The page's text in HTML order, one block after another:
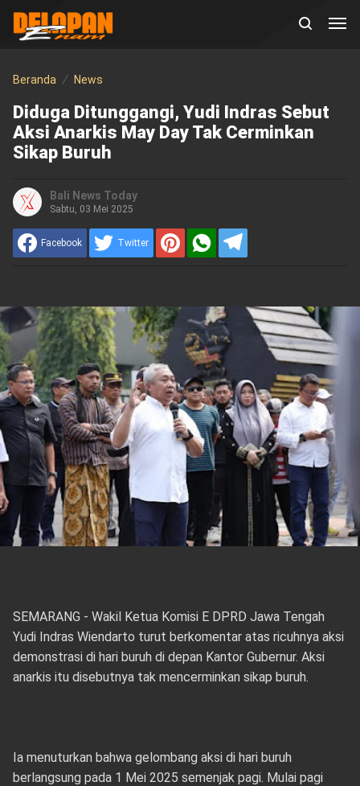
Beranda News
Diduga Ditunggangi, Yudi Indras Sebut
Aksi Anarkis May Day Tak Cerminkan
Sikap Buruh
Bali News Today
Sabtu, 03 Mei 2025
Facebook Twitter
SEMARANG - Wakil Ketua Komisi E DPRD Jawa Tengah
Yudi Indras Wiendarto turut berkomentar atas ricuhnya aksi
demonstrasi di hari buruh di depan Kantor Gubernur. Aksi
anarkis itu disebutnya tak mencerminkan sikap buruh.
Ia menuturkan bahwa gelombang aksi di hari buruh
berlangsung pada 1 Mei 2025 semenjak pagi. Mulai pagi